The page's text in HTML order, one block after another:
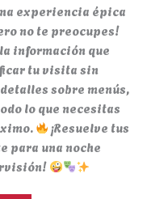
experiencia épica
no te preocupes!
información que
tu visita sin
sobre menús,
lo que necesitas
¡Resuelve tus
para una noche